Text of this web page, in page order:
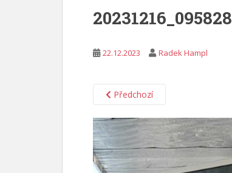
20231216_095828
22.12.2023 Radek Hampl
Předchozí